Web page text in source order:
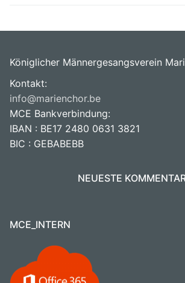
Königlicher Männergesangsverein
Kontakt:
info@marienchor.be
MCE Bankverbindung:
IBAN : BE17 2480 0631 3821
BIC : GEBABEBB
NEUESTE
MCE_INTERN